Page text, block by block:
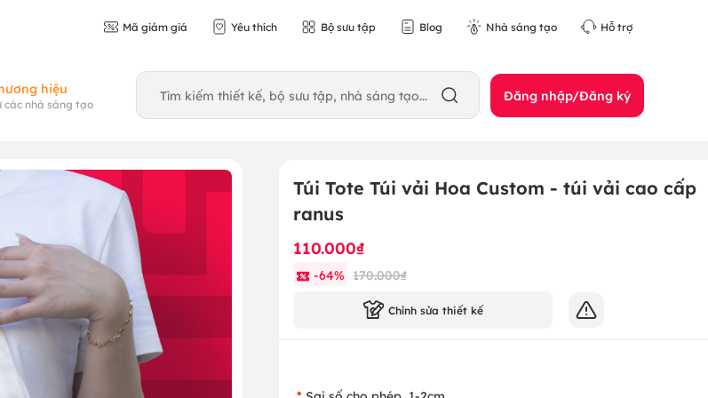
Mã giảm giá Yêu thích Bộ sưu tập Blog Nhà sáng tạo Hỗ trợ
hiệu
các nhà sáng tạo Đăng nhập/Đăng ký
Túi Tote Túi vải Hoa Custom - túi vải cao cấp
ranus
110.000₫
-64% 170.000₫
Chỉnh sửa thiết kế